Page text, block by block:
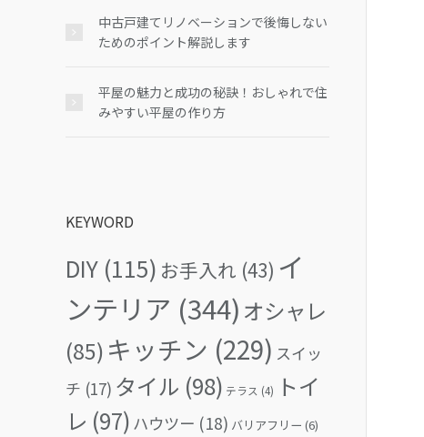
中古戸建てリノベーションで後悔しない
ためのポイント解説します
平屋の魅力と成功の秘訣！おしゃれで住
みやすい平屋の作り方
KEYWORD
DIY (115) お手入れ (43) イ
ンテリア (344) オシャレ
(85) キッチン (229) スイッ
チ (17) タイル (98) テラス (4)
トイ
レ (97) ハウツー (18) バリアフリー (6)